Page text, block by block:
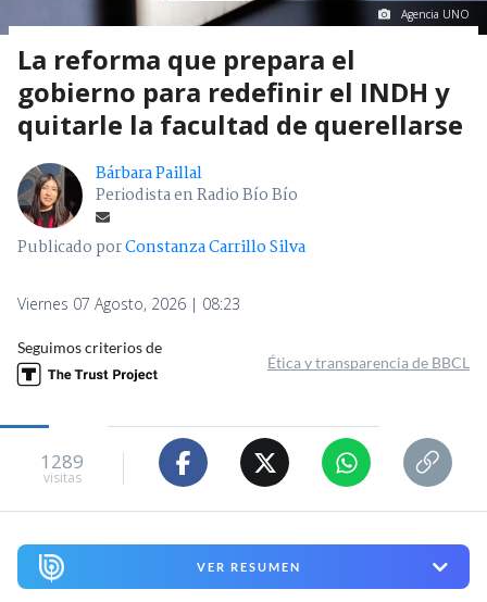
Agencia UNO
La reforma que prepara el
gobierno para redefinir el INDH y
quitarle la facultad de querellarse
Bárbara Paillal
Periodista en Radio Bío Bío
Publicado porConstanza Carrillo Silva
Viernes 07 Agosto, 2026 | 08:23
Seguimos criterios de
Ética y transparencia de BBCL
1289
visitas
VER RESUMEN